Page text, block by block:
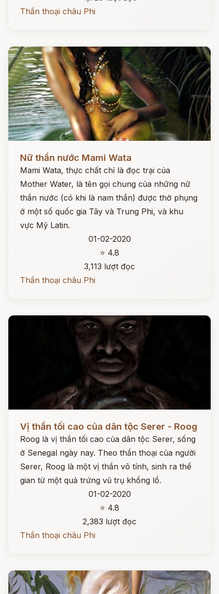
Thần thoại châu Phi
Nữ thần nước Mami Wata
Mami Wata, thực chất chỉ là đọc trại của
Mother Water, là tên gọi chung của những nữ
thần nước (có khi là nam thần) được thờ phụng
ở một số quốc gia Tây và Trung Phi, và khu
vực Mỹ Latin.
01-02-2020
⭐ 4.8
3,113 lượt đọc
Thần thoại châu Phi
Đọc ngay
Vị thần tối cao của dân tộc Serer - Roog
Roog là vị thần tối cao của dân tộc Serer, sống
ở Senegal ngày nay. Theo thần thoại của người
Serer, Roog là một vị thần vô tính, sinh ra thế
gian từ một quả trứng vũ trụ khổng lồ.
01-02-2020
⭐ 4.8
2,383 lượt đọc
Thần thoại châu Phi